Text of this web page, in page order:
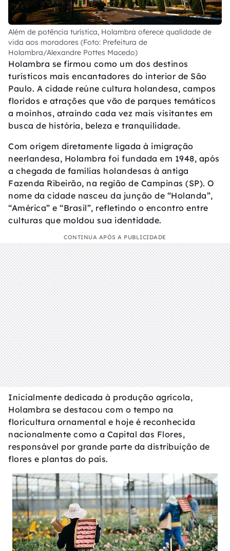
Além de potência turística, Holambra oferece qualidade de
vida aos moradores (Foto: Prefeitura de
Holambra/Alexandre Pottes Macedo)
Holambra se firmou como um dos destinos
turísticos mais encantadores do interior de São
Paulo. A cidade reúne cultura holandesa, campos
floridos e atrações que vão de parques temáticos
a moinhos, atraindo cada vez mais visitantes em
busca de história, beleza e tranquilidade.
Com origem diretamente ligada à imigração
neerlandesa, Holambra foi fundada em 1948, após
a chegada de famílias holandesas à antiga
Fazenda Ribeirão, na região de Campinas (SP). O
nome da cidade nasceu da junção de “Holanda”,
“América” e “Brasil”, refletindo o encontro entre
culturas que moldou sua identidade.
CONTINUA APÓS A PUBLICIDADE
Inicialmente dedicada à produção agrícola,
Holambra se destacou com o tempo na
floricultura ornamental e hoje é reconhecida
nacionalmente como a Capital das Flores,
responsável por grande parte da distribuição de
flores e plantas do país.